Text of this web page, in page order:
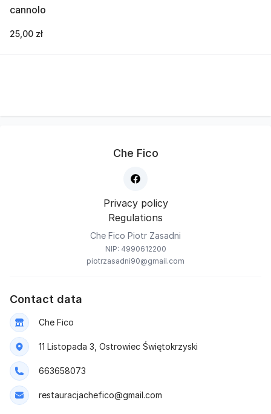
cannolo
25,00 zł
Che Fico
Privacy policy
Regulations
Che Fico Piotr Zasadni
NIP: 4990612200
piotrzasadni90@gmail.com
Contact data
Che Fico
11 Listopada 3, Ostrowiec Świętokrzyski
663658073
restauracjachefico@gmail.com